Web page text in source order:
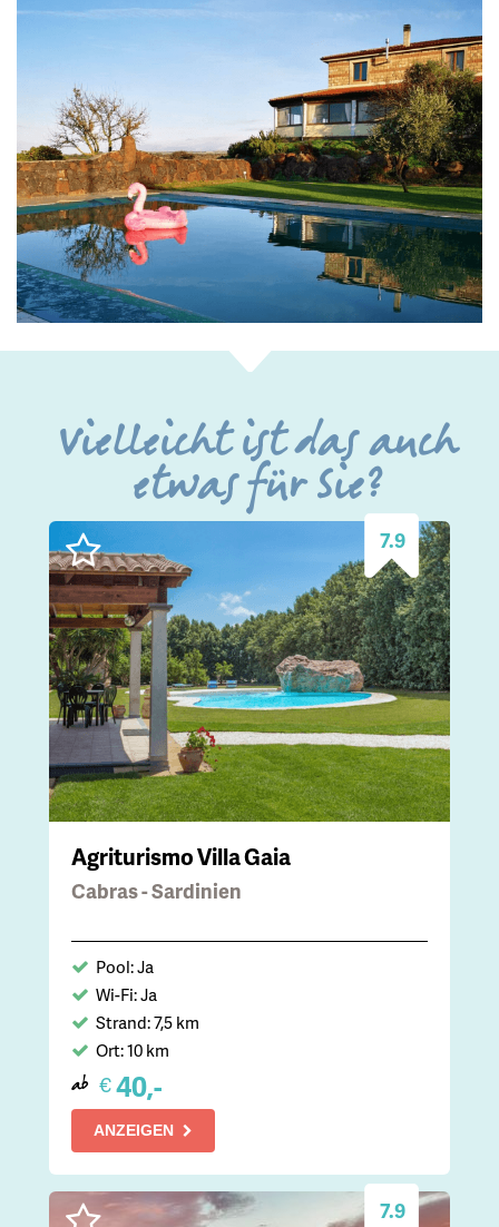
Vielleicht ist das auch
etwas für Sie?
7.9
Agriturismo Villa Gaia
Cabras - Sardinien
Pool: Ja
Wi-Fi: Ja
Strand: 7,5 km
Ort: 10 km
ab €40,-
ANZEIGEN
7.9